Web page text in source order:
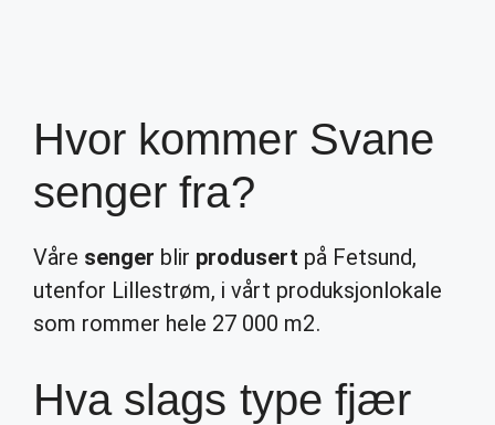
Hvor kommer Svane
senger fra?
Våre senger blir produsert på Fetsund,
utenfor Lillestrøm, i vårt produksjonlokale
som rommer hele 27 000 m2.
Hva slags type fjær